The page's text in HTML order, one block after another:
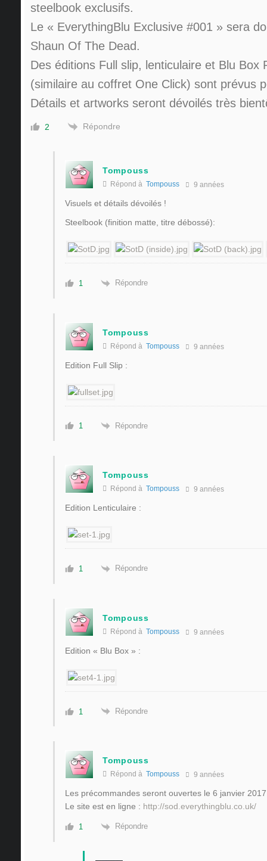
steelbook exclusifs.
Le « EverythingBlu Exclusive #001 » sera
Shaun Of The Dead.
Des éditions Full slip, lenticulaire et Blu Box
(similaire au coffret One Click) sont prévus
Détails et artworks seront dévoilés très
2 Répondre
Tompouss
Répond à Tompouss 9 années
Visuels et détails dévoilés !
Steelbook (finition matte, titre débossé):
1 Répondre
Tompouss
Répond à Tompouss 9 années
Edition Full Slip :
1 Répondre
Tompouss
Répond à Tompouss 9 années
Edition Lenticulaire :
1 Répondre
Tompouss
Répond à Tompouss 9 années
Edition « Blu Box » :
1 Répondre
Tompouss
Répond à Tompouss 9 années
Les précommandes seront ouvertes le 6 janvier
Le site est en ligne : http://sod.everythingblu.co.uk/
1 Répondre